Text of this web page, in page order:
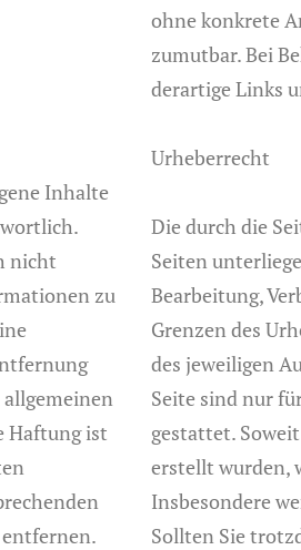
Inhalte
nicht
zu
Haftung ist
ohne konkrete
zumutbar. Bei
derartige Links
Urheberrecht
Die durch die
Seiten
Bearbeitung,
Grenzen des
des jeweiligen
Seite sind nur
gestattet.
erstellt wurden,
Insbesondere
Sollten Sie